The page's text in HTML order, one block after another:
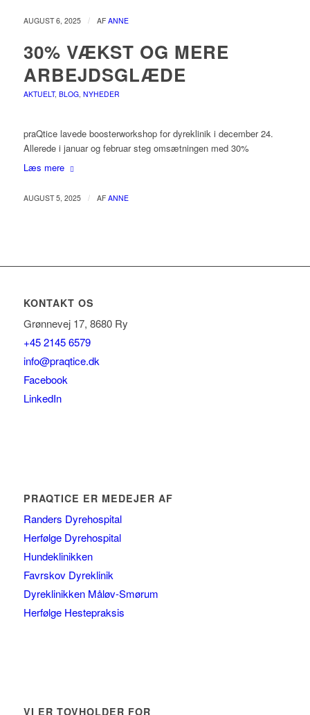
AUGUST 6, 2025 / AF ANNE
30% VÆKST OG MERE
ARBEJDSGLÆDE
AKTUELT, BLOG, NYHEDER
praQtice lavede boosterworkshop for dyreklinik i december 24.
Allerede i januar og februar steg omsætningen med 30%
Læs mere
AUGUST 5, 2025 / AF ANNE
KONTAKT OS
Grønnevej 17, 8680 Ry
+45 2145 6579
info@praqtice.dk
Facebook
LinkedIn
PRAQTICE ER MEDEJER AF
Randers Dyrehospital
Herfølge Dyrehospital
Hundeklinikken
Favrskov Dyreklinik
Dyreklinikken Måløv-Smørum
Herfølge Hestepraksis
VI ER TOVHOLDER FOR